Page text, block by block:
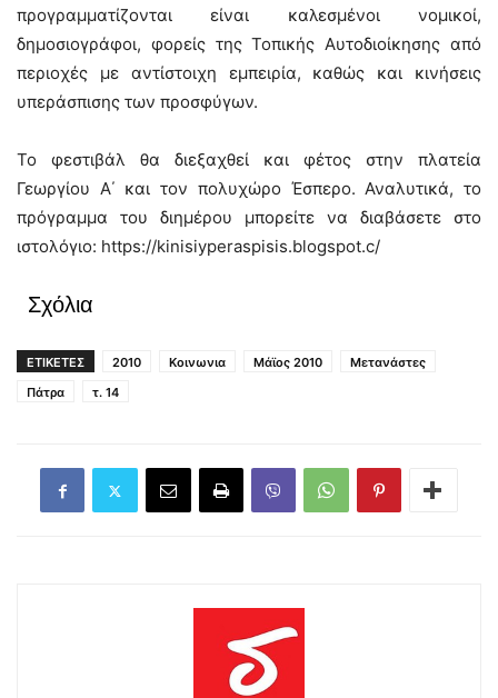
προγραμματίζονται είναι καλεσμένοι νομικοί,
δημοσιογράφοι, φορείς της Τοπικής Αυτοδιοίκησης από
περιοχές με αντίστοιχη εμπειρία, καθώς και κινήσεις
υπεράσπισης των προσφύγων.
Το φεστιβάλ θα διεξαχθεί και φέτος στην πλατεία
Γεωργίου Α΄ και τον πολυχώρο Έσπερο. Αναλυτικά, το
πρόγραμμα του διημέρου μπορείτε να διαβάσετε στο
ιστολόγιο: https://kinisiyperaspisis.blogspot.c/
Σχόλια
ΕΤΙΚΕΤΕΣ 2010 Κοινωνια Μάϊος 2010
Μετανάστες
Πάτρα
τ. 14